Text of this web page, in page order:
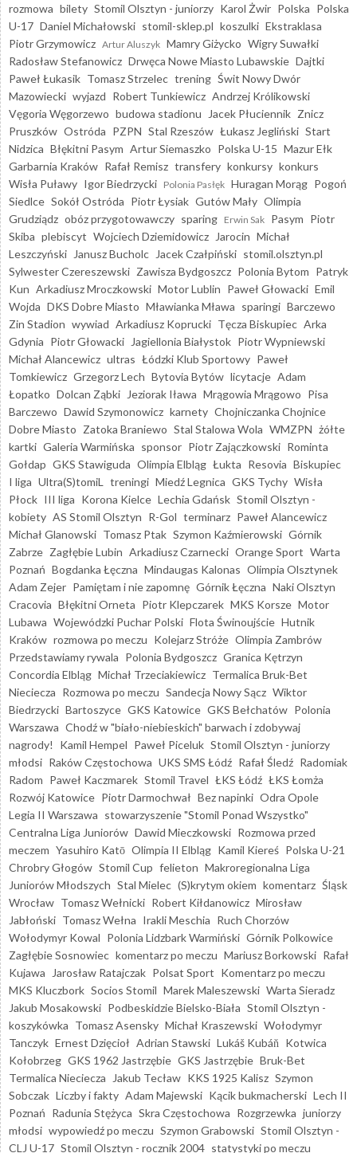
rozmowa bilety Stomil Olsztyn - juniorzy Karol Żwir Polska Polska
U-17 Daniel Michałowski stomil-sklep.pl koszulki Ekstraklasa
Piotr Grzymowicz Artur Aluszyk Mamry Giżycko Wigry Suwałki
Radosław Stefanowicz Drwęca Nowe Miasto Lubawskie Dajtki
Paweł Łukasik Tomasz Strzelec trening Świt Nowy Dwór
Mazowiecki wyjazd Robert Tunkiewicz Andrzej Królikowski
Vęgoria Węgorzewo budowa stadionu Jacek Płuciennik Znicz
Pruszków Ostróda PZPN Stal Rzeszów Łukasz Jegliński Start
Nidzica Błękitni Pasym Artur Siemaszko Polska U-15 Mazur Ełk
Garbarnia Kraków Rafał Remisz transfery konkursy konkurs
Wisła Puławy Igor Biedrzycki Polonia Pasłęk Huragan Morąg Pogoń
Siedlce Sokół Ostróda Piotr Łysiak Gutów Mały Olimpia
Grudziądz obóz przygotowawczy sparing Erwin Sak Pasym Piotr
Skiba plebiscyt Wojciech Dziemidowicz Jarocin Michał
Leszczyński
Janusz Bucholc Jacek Czałpiński stomil.olsztyn.pl
Sylwester Czereszewski Zawisza Bydgoszcz Polonia Bytom Patryk
Kun Arkadiusz Mroczkowski Motor Lublin Paweł Głowacki Emil
Wojda DKS Dobre Miasto Mławianka Mława sparingi Barczewo
Zin Stadion wywiad Arkadiusz Koprucki Tęcza Biskupiec Arka
Gdynia Piotr Głowacki Jagiellonia Białystok Piotr Wypniewski
Michał Alancewicz ultras Łódzki Klub Sportowy Paweł
Tomkiewicz Grzegorz Lech Bytovia Bytów licytacje Adam
Łopatko Dolcan Ząbki Jeziorak Iława Mrągowia Mrągowo Pisa
Barczewo Dawid Szymonowicz karnety Chojniczanka Chojnice
Dobre Miasto Zatoka Braniewo Stal Stalowa Wola WMZPN żółte
kartki Galeria Warmińska sponsor Piotr Zajączkowski Rominta
Gołdap GKS Stawiguda Olimpia Elbląg Łukta Resovia Biskupiec
I liga Ultra(S)tomiL treningi Miedź Legnica GKS Tychy Wisła
Płock III liga Korona Kielce Lechia Gdańsk Stomil Olsztyn -
kobiety AS Stomil Olsztyn R-Gol terminarz Paweł Alancewicz
Michał Glanowski Tomasz Ptak Szymon Kaźmierowski Górnik
Zabrze Zagłębie Lubin Arkadiusz Czarnecki Orange Sport Warta
Poznań Bogdanka Łęczna Mindaugas Kalonas Olimpia Olsztynek
Adam Zejer Pamiętam i nie zapomnę Górnik Łęczna Naki Olsztyn
Cracovia Błękitni Orneta Piotr Klepczarek MKS Korsze Motor
Lubawa Wojewódzki Puchar Polski Flota Świnoujście Hutnik
Kraków rozmowa po meczu Kolejarz Stróże Olimpia Zambrów
Przedstawiamy rywala Polonia Bydgoszcz Granica Kętrzyn
Concordia Elbląg Michał Trzeciakiewicz Termalica Bruk-Bet
Nieciecza Rozmowa po meczu Sandecja Nowy Sącz Wiktor
Biedrzycki Bartoszyce GKS Katowice GKS Bełchatów Polonia
Warszawa Chodź w "biało-niebieskich" barwach i zdobywaj
nagrody!
Kamil Hempel Paweł Piceluk Stomil Olsztyn - juniorzy
młodsi Raków Częstochowa UKS SMS Łódź Rafał Śledź Radomiak
Radom Paweł Kaczmarek Stomil Travel ŁKS Łódź ŁKS Łomża
Rozwój Katowice Piotr Darmochwał Bez napinki Odra Opole
Legia II Warszawa stowarzyszenie "Stomil Ponad Wszystko"
Centralna Liga Juniorów Dawid Mieczkowski Rozmowa przed
meczem Yasuhiro Katō Olimpia II Elbląg Kamil Kiereś Polska U-21
Chrobry Głogów Stomil Cup felieton Makroregionalna Liga
Juniorów Młodszych Stal Mielec (S)krytym okiem komentarz Śląsk
Wrocław Tomasz Wełnicki Robert Kiłdanowicz Mirosław
Jabłoński Tomasz Wełna Irakli Meschia Ruch Chorzów
Wołodymyr Kowal Polonia Lidzbark Warmiński Górnik Polkowice
Zagłębie Sosnowiec komentarz po meczu Mariusz Borkowski Rafał
Kujawa
Jarosław Ratajczak Polsat Sport Komentarz po meczu
MKS Kluczbork Socios Stomil Marek Maleszewski Warta Sieradz
Jakub Mosakowski Podbeskidzie Bielsko-Biała Stomil Olsztyn -
koszykówka Tomasz Asensky Michał Kraszewski Wołodymyr
Tanczyk Ernest Dzięcioł Adrian Stawski Lukáš Kubáň Kotwica
Kołobrzeg GKS 1962 Jastrzębie GKS Jastrzębie Bruk-Bet
Termalica Nieciecza
Jakub Tecław KKS 1925 Kalisz Szymon
Sobczak Liczby i fakty Adam Majewski Kącik bukmacherski Lech II
Poznań Radunia Stężyca Skra Częstochowa Rozgrzewka juniorzy
młodsi wypowiedź po meczu Szymon Grabowski Stomil Olsztyn -
CLJ U-17 Stomil Olsztyn - rocznik 2004 statystyki po meczu